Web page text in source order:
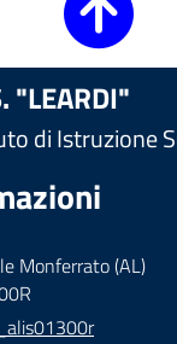
"LEARDI"
di Istruzione
Monferrato (AL)